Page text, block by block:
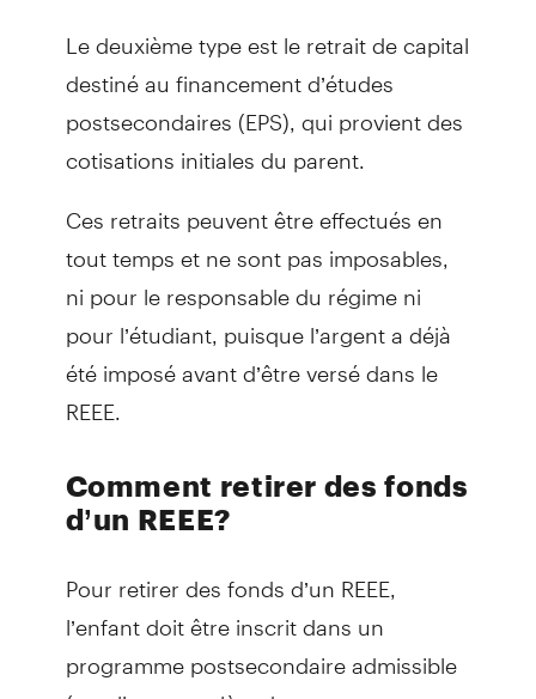
Le deuxième type est le retrait de capital
destiné au financement d’études
postsecondaires (EPS), qui provient des
cotisations initiales du parent.
Ces retraits peuvent être effectués en
tout temps et ne sont pas imposables,
ni pour le responsable du régime ni
pour l’étudiant, puisque l’argent a déjà
été imposé avant d’être versé dans le
REEE.
Comment retirer des fonds
d’un REEE?
Pour retirer des fonds d’un REEE,
l’enfant doit être inscrit dans un
programme postsecondaire admissible